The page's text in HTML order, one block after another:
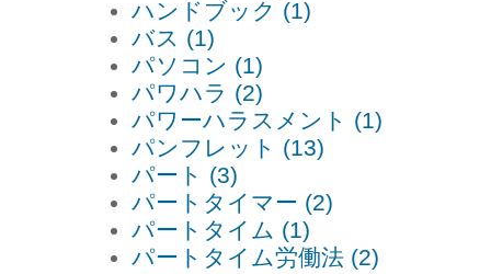
ハンドブック (1)
バス (1)
パソコン (1)
パワハラ (2)
パワーハラスメント (1)
パンフレット (13)
パート (3)
パートタイマー (2)
パートタイム (1)
パートタイム労働法 (2)